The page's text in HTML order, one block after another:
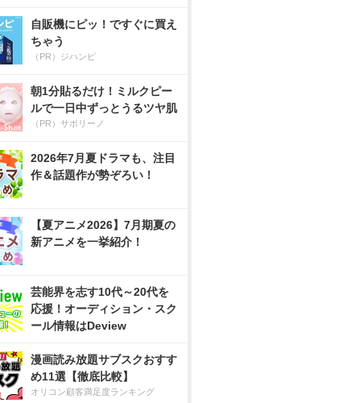
自販機にピッ！ですぐに買え
ちゃう
（PR）ジハンピ
朝1分貼るだけ！ミルクピー
ルで一日中ずっとうるツヤ肌
（PR）サボリーノ
2026年7月夏ドラマも、注目
作＆話題作が勢ぞろい！
【夏アニメ2026】7月期夏の
新アニメを一挙紹介！
芸能界を志す10代～20代を
応援！オーディション・スク
ール情報はDeview
漫画読み放題サブスクおすす
め11選【徹底比較】
オリコン顧客満足度ランキング